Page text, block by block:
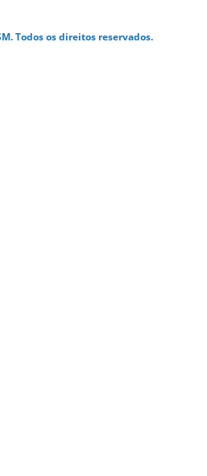
Todos os direitos reservados.